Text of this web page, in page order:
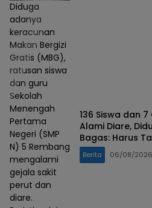
Diduga
adanya
keracunan
Makan Bergizi
Gratis (MBG),
ratusan siswa
dan guru
Sekolah
Menengah
Pertama
Negeri (SMP
N) 5 Rembang
mengalami
gejala sakit
perut dan
diare.
136 Siswa dan 7
Alami Diare,
Bagas: Harus
Berita 06/08/2026